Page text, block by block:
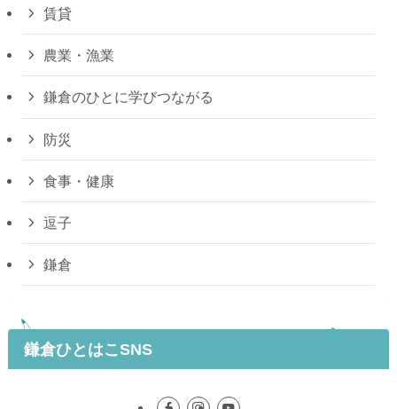
賃貸
農業・漁業
鎌倉のひとに学びつながる
防災
食事・健康
逗子
鎌倉
鎌倉ひとはこSNS